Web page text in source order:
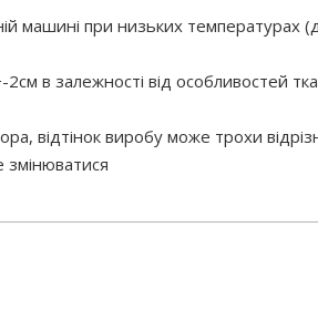
при низьких температурах
2см в залежності від особливостей
відтінок виробу може трохи
змінюватися